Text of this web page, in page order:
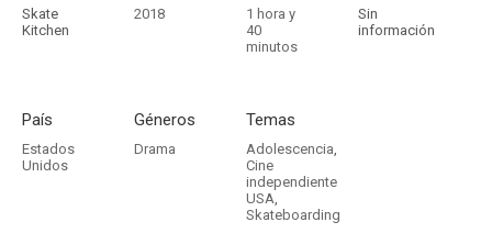
Skate
Kitchen
2018
1 hora y
40
minutos
Sin
información
País
Estados
Unidos
Géneros
Drama
Temas
Adolescencia,
Cine
independiente
USA,
Skateboarding